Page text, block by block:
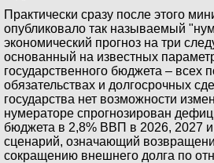
Практически сразу после этого
опубликовало так называемый
экономический прогноз на три
основанный на известных
государственного бюджета – всех
обязательствах и долгосрочных
государства нет возможности
нумераторе спрогнозирован
бюджета в 2,8% ВВП в 2026, 2027 и
сценарий, означающий
сокращению внешнего долга по